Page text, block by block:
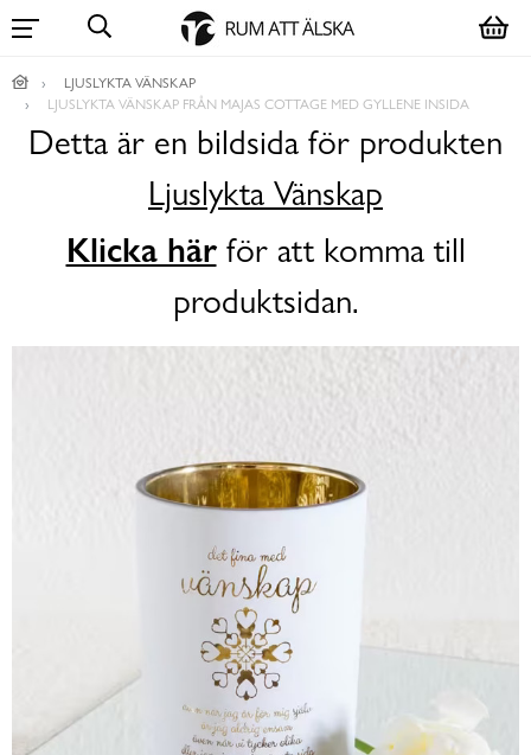
LJUSLYKTA VÄNSKAP
LJUSLYKTA VÄNSKAP FRÅN MAJAS COTTAGE MED GYLLENE INSIDA
Detta är en bildsida för produkten
Ljuslykta Vänskap
Klicka härför att komma till
produktsidan.